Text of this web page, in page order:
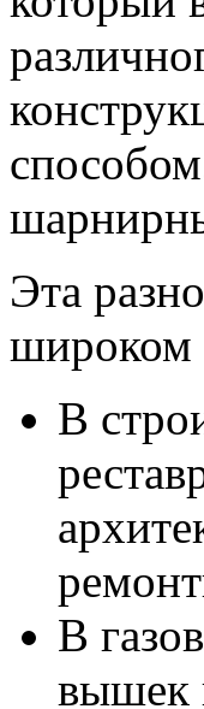
Эта
широком
В
В
вышек